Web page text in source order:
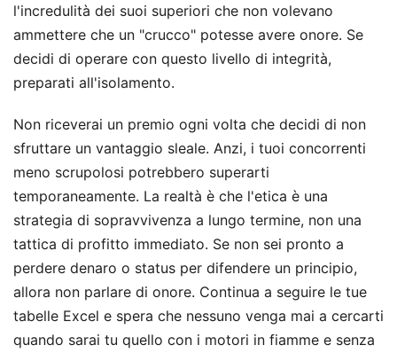
l'incredulità dei suoi superiori che non volevano
ammettere che un "crucco" potesse avere onore. Se
decidi di operare con questo livello di integrità,
preparati all'isolamento.
Non riceverai un premio ogni volta che decidi di non
sfruttare un vantaggio sleale. Anzi, i tuoi concorrenti
meno scrupolosi potrebbero superarti
temporaneamente. La realtà è che l'etica è una
strategia di sopravvivenza a lungo termine, non una
tattica di profitto immediato. Se non sei pronto a
perdere denaro o status per difendere un principio,
allora non parlare di onore. Continua a seguire le tue
tabelle Excel e spera che nessuno venga mai a cercarti
quando sarai tu quello con i motori in fiamme e senza